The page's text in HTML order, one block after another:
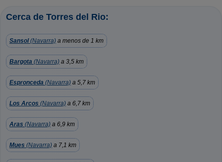
Cerca de Torres del Rio:
Sansol(Navarra) a menos de 1 km
Bargota (Navarra) a 3,5 km
Espronceda (Navarra) a 5,7 km
Los Arcos (Navarra) a 6,7 km
Aras (Navarra) a 6,9 km
Mues (Navarra) a 7,1 km